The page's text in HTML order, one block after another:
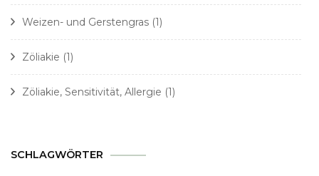
Weizen- und Gerstengras (1)
Zöliakie (1)
Zöliakie, Sensitivität, Allergie (1)
SCHLAGWÖRTER